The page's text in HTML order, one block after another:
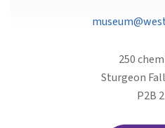
250
Sturgeon
P2B